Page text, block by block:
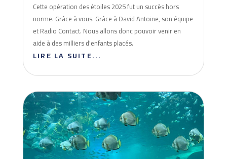
Cette opération des étoiles 2025 fut un succès hors
norme. Grâce à vous. Grâce à David Antoine, son équipe
et Radio Contact. Nous allons donc pouvoir venir en
aide à des milliers d'enfants placés.
LIRE LA SUITE...